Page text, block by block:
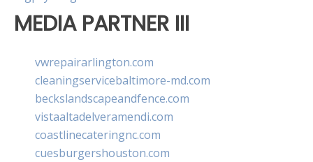
MEDIA PARTNER III
vwrepairarlington.com
cleaningservicebaltimore-md.com
beckslandscapeandfence.com
vistaaltadelveramendi.com
coastlinecateringnc.com
cuesburgershouston.com